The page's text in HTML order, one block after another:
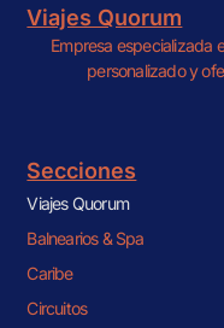
Viajes Quorum
Empresa especializada
personalizado y
Secciones
Viajes Quorum
Balnearios & Spa
Caribe
Circuitos